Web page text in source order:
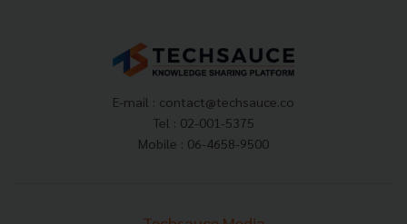
E-mail : contact@techsauce.co
Tel : 02-001-5375
Mobile : 06-4658-9500